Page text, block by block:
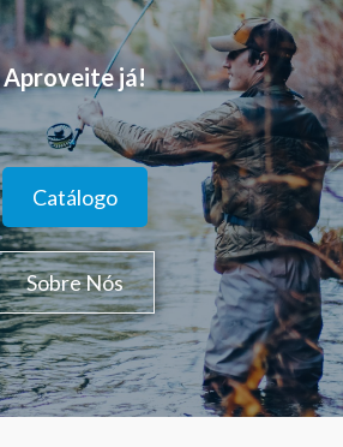
Aproveite já!
Catálogo
Sobre Nós